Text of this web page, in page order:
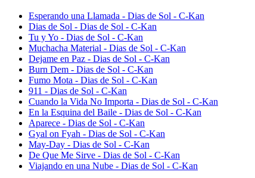
Esperando una Llamada - Dias de Sol - C-Kan
Dias de Sol - Dias de Sol - C-Kan
Tu y Yo - Dias de Sol - C-Kan
Muchacha Material - Dias de Sol - C-Kan
Dejame en Paz - Dias de Sol - C-Kan
Burn Dem - Dias de Sol - C-Kan
Fumo Mota - Dias de Sol - C-Kan
911 - Dias de Sol - C-Kan
Cuando la Vida No Importa - Dias de Sol - C-Kan
En la Esquina del Baile - Dias de Sol - C-Kan
Aparece - Dias de Sol - C-Kan
Gyal on Fyah - Dias de Sol - C-Kan
May-Day - Dias de Sol - C-Kan
De Que Me Sirve - Dias de Sol - C-Kan
Viajando en una Nube - Dias de Sol - C-Kan